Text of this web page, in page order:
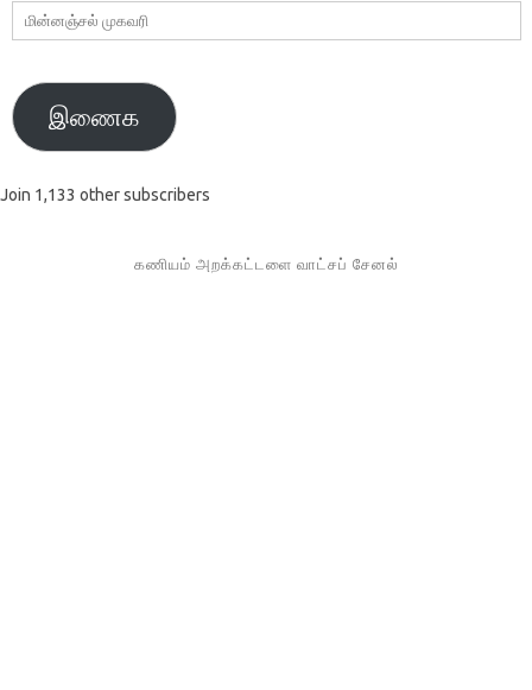
மின்னஞ்சல்
முகவரி
இணைக
Join 1,133 other subscribers
கணியம் அறக்கட்டளை வாட்சப் சேனல்